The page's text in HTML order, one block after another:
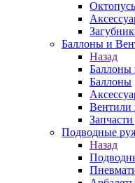
Баллоны и
Назад
Баллоны
Баллоны
Вентили
Подводные
Назад